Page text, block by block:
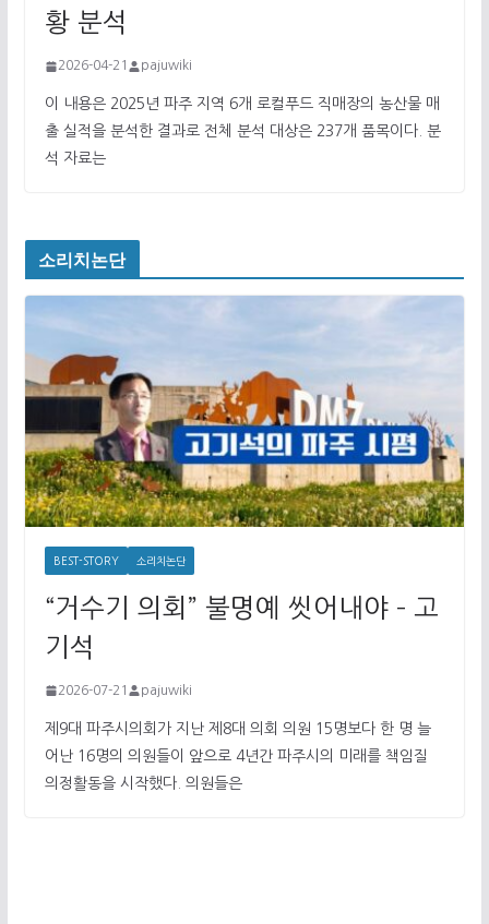
황 분석
2026-04-21 pajuwiki
이 내용은 2025년 파주 지역 6개 로컬푸드 직매장의 농산물 매
출 실적을 분석한 결과로 전체 분석 대상은 237개 품목이다. 분
석 자료는
소리치논단
BEST-STORY 소리치논단
“거수기 의회” 불명예 씻어내야 – 고
기석
2026-07-21 pajuwiki
제9대 파주시의회가 지난 제8대 의회 의원 15명보다 한 명 늘
어난 16명의 의원들이 앞으로 4년간 파주시의 미래를 책임질
의정활동을 시작했다. 의원들은